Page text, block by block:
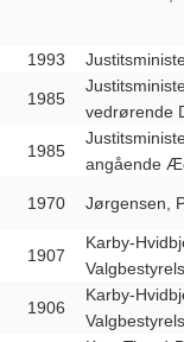
1993
1985
vedrørende
1985
angående
1970 Jørgensen,
1907
Karby-
1906
Karby-